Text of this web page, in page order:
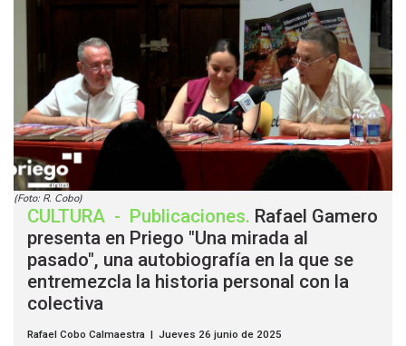
(Foto: R. Cobo)
CULTURA - Publicaciones. Rafael Gamero
presenta en Priego "Una mirada al
pasado", una autobiografía en la que se
entremezcla la historia personal con la
colectiva
Rafael Cobo Calmaestra | Jueves 26 junio de 2025